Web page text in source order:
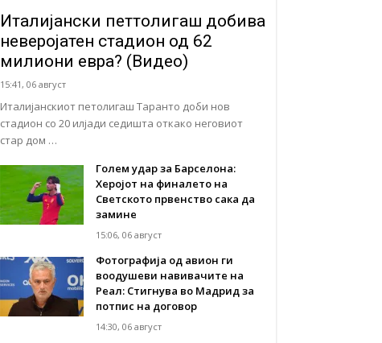
Италијански петтолигаш добива
неверојатен стадион од 62
милиони евра? (Видео)
15:41, 06 август
Италијанскиот петолигаш Таранто доби нов
стадион со 20 илјади седишта откако неговиот
стар дом …
Голем удар за Барселона:
Херојот на финалето на
Светското првенство сака да
замине
15:06, 06 август
Фотографија од авион ги
воодушеви навивачите на
Реал: Стигнува во Мадрид за
потпис на договор
14:30, 06 август